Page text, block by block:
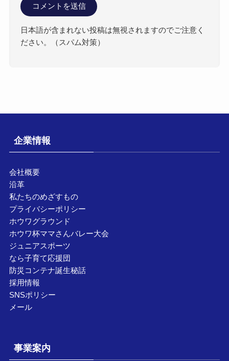
日本語が含まれない投稿は無視されますのでご注意く
ださい。（スパム対策）
企業情報
会社概要
沿革
私たちのめざすもの
プライバシーポリシー
ホウワグラウンド
ホウワ杯ママさんバレー大会
ジュニアスポーツ
なら子育て応援団
防災コンテナ誕生秘話
採用情報
SNSポリシー
メール
事業案内